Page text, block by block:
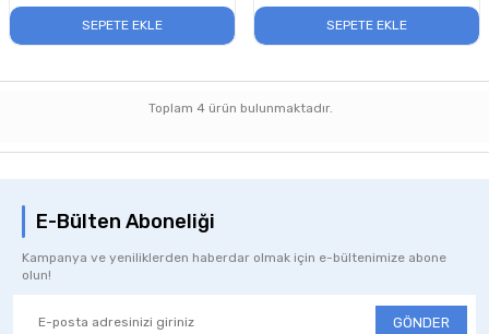
SEPETE EKLE SEPETE EKLE
Toplam 4ürün bulunmaktadır.
E-Bülten Aboneliği
Kampanya ve yeniliklerden haberdar olmak için e-bültenimize abone
olun!
GÖNDER